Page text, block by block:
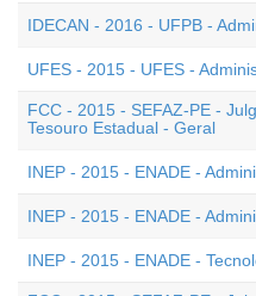
IDECAN - 2016 - UFPB -
UFES - 2015 - UFES -
FCC - 2015 - SEFAZ-PE -
Tesouro Estadual - Geral
INEP - 2015 - ENADE -
INEP - 2015 - ENADE -
INEP - 2015 - ENADE -